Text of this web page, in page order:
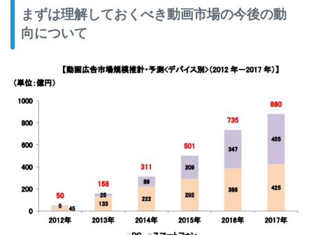
まずは理解しておくべき動画市場の今後の動
向について